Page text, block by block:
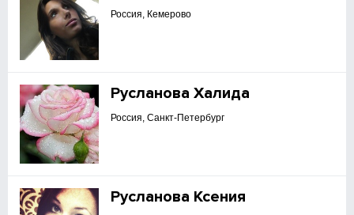
Россия, Кемерово
Русланова Халида
Россия, Санкт-Петербург
Русланова Ксения